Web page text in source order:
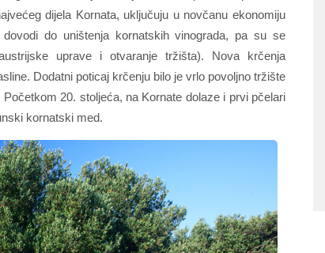
dijela Kornata, uključuju u novčanu ekonomiju
do uništenja kornatskih vinograda, pa su se
uprave i otvaranje tržišta). Nova krčenja
Dodatni poticaj krčenju bilo je vrlo povoljno tržište
20. stoljeća, na Kornate dolaze i prvi pčelari
kornatski med.